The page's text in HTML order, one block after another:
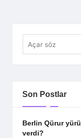
Son Postlar
Berlin Qürur
verdi?